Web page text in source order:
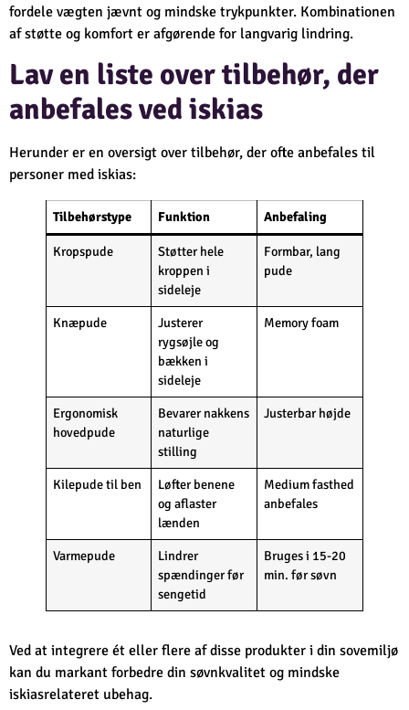
fordele vægten jævnt og mindske trykpunkter. Kombinationen
af støtte og komfort er afgørende for langvarig lindring.
Lav en liste over tilbehør, der
anbefales ved iskias
Herunder er en oversigt over tilbehør, der ofte anbefales til
personer med iskias:
Tilbehørstype Funktion Anbefaling
Kropspude
Støtter hele
kroppen i
sideleje
Formbar, lang
pude
Knæpude
Justerer
rygsøjle og
bækken i
sideleje
Memory foam
Ergonomisk
hovedpude
Bevarer nakkens
naturlige
stilling
Justerbar højde
Kilepude til ben
Løfter benene
og aflaster
lænden
Medium fasthed
anbefales
Varmepude
Lindrer
spændinger før
sengetid
Bruges i 15-20
min. før søvn
Ved at integrere ét eller flere af disse produkter i din sovemiljø
kan du markant forbedre din søvnkvalitet og mindske
iskiasrelateret ubehag.